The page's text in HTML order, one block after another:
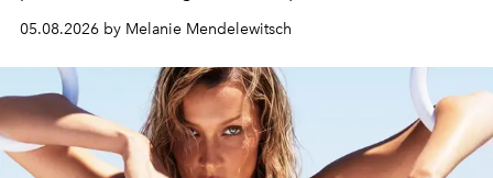
de vivre Romain dans toute son élégance intemporelle.
05.08.2026 by Melanie Mendelewitsch